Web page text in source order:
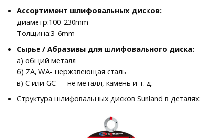
Ассортимент шлифовальных дисков:
диаметр:100-230mm
Толщина:3-6mm
Сырье / Абразивы для шлифовального диска:
а) общий металл
б) ZA, WA- нержавеющая сталь
в) C или GC — не металл, камень и т. д.
Структура шлифовальных дисков Sunland в деталях: